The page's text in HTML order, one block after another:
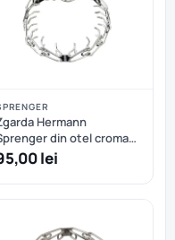
Hermann
din otel cromat
dresaj - 58 cm
lei